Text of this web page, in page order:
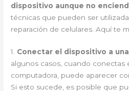
dispositivo aunque no
técnicas que pueden ser
reparación de celulares. Aquí te
1. Conectar el dispositivo a
algunos casos, cuando conectas
computadora, puede aparecer
Si esto sucede, es posible que